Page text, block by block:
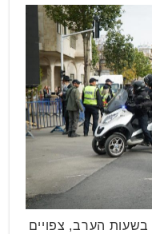
הערב, צפויים